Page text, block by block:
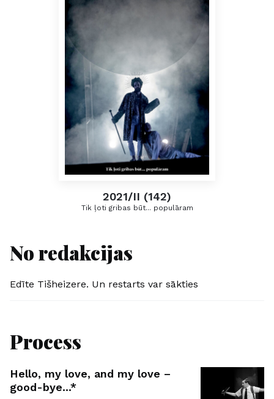
2021/II (142)
Tik ļoti gribas būt... populāram
No redakcijas
Edīte Tišheizere. Un restarts var sākties
Process
Hello, my love, and my love –
good-bye...*